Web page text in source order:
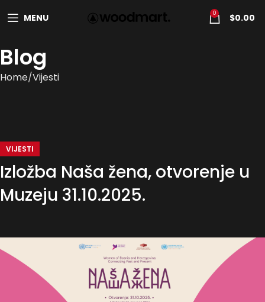
MENU 0 $0.00
Blog
Home Vijesti
VIJESTI
Izložba Naša žena, otvorenje u
Muzeju 31.10.2025.